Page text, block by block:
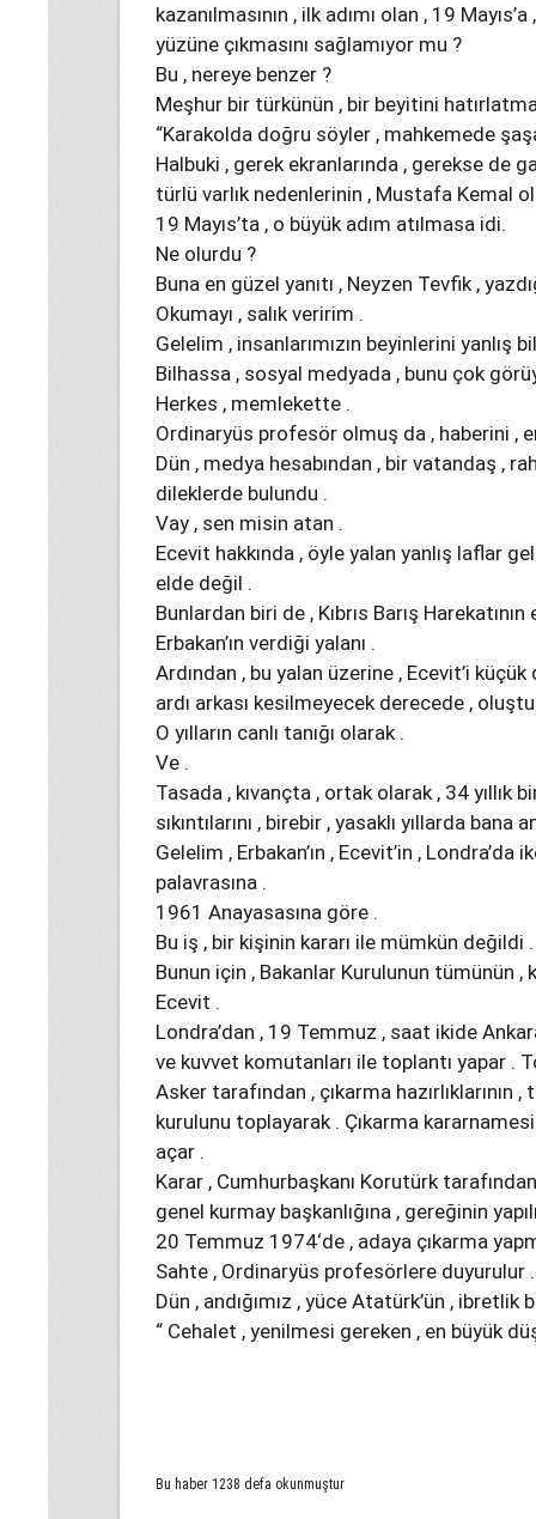
kazanılmasının , ilk adımı olan , 19
yüzüne çıkmasını sağlamıyor mu ?
Bu , nereye benzer ?
Meşhur bir türkünün , bir beyitini
“Karakolda doğru söyler , mahkemede
Halbuki , gerek ekranlarında , gerekse de
türlü varlık nedenlerinin , Mustafa Kemal
19 Mayıs’ta , o büyük adım atılmasa idi.
Ne olurdu ?
Buna en güzel yanıtı , Neyzen Tevfik ,
Okumayı , salık veririm .
Gelelim , insanlarımızın beyinlerini yanlış
Bilhassa , sosyal medyada , bunu çok
Herkes , memlekette .
Ordinaryüs profesör olmuş da , haberini ,
Dün , medya hesabından , bir vatandaş ,
dileklerde bulundu .
Vay , sen misin atan .
Ecevit hakkında , öyle yalan yanlış laflar
elde değil .
Bunlardan biri de , Kıbrıs Barış
Erbakan’ın verdiği yalanı .
Ardından , bu yalan üzerine , Ecevit’i
ardı arkası kesilmeyecek derecede ,
O yılların canlı tanığı olarak .
Ve .
Tasada , kıvançta , ortak olarak , 34 yıllık
sıkıntılarını , birebir , yasaklı yıllarda bana
Gelelim , Erbakan’ın , Ecevit’in , Londra’da
palavrasına .
1961 Anayasasına göre .
Bu iş , bir kişinin kararı ile mümkün değildi .
Bunun için , Bakanlar Kurulunun tümünün
Ecevit .
Londra’dan , 19 Temmuz , saat ikide
ve kuvvet komutanları ile toplantı yapar .
Asker tarafından , çıkarma hazırlıklarının
kurulunu toplayarak . Çıkarma
açar .
Karar , Cumhurbaşkanı Korutürk
genel kurmay başkanlığına , gereğinin
20 Temmuz 1974‘de , adaya çıkarma
Sahte , Ordinaryüs profesörlere duyurulur .
Dün , andığımız , yüce Atatürk’ün ,
“ Cehalet , yenilmesi gereken , en büyük
Bu haber 1238 defa okunmuştur